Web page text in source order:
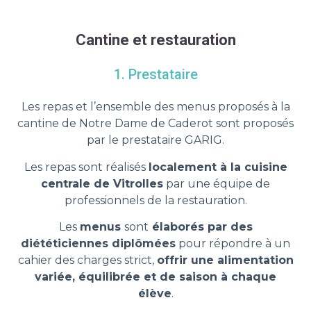
Cantine et restauration
1. Prestataire
Les repas et l’ensemble des menus proposés à la
cantine de Notre Dame de Caderot sont proposés
par le prestataire GARIG.
Les repas sont réalisés localement à la cuisine
centrale de Vitrolles par une équipe de
professionnels de la restauration.
Les menus sont élaborés par des
diététiciennes diplômées pour répondre à un
cahier des charges strict, offrir une alimentation
variée, équilibrée et de saison à chaque
élève.